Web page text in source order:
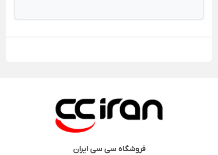
فروشگاهسی سی ایران